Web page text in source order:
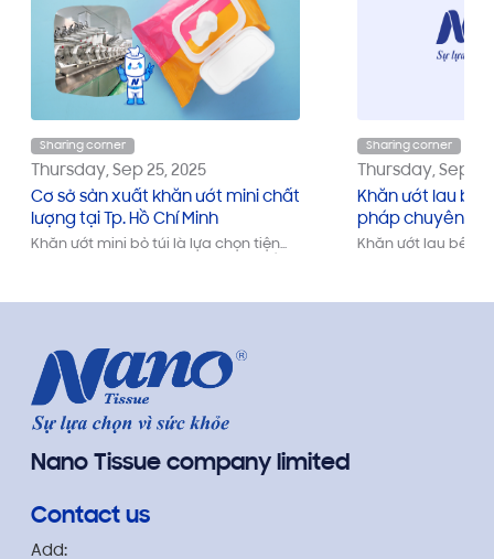
Sharing corner
Thursday, Sep 25, 2025
Cơ sở sản xuất khăn ướt mini chất
lượng tại Tp. Hồ Chí Minh
Khăn ướt mini bỏ túi là lựa chọn tiện
cầu từ cá nhân đến doanh nghiệp.
Sharing corner
Thursday, Sep
Khăn ướt lau
pháp chuyên
Khăn ướt lau bếp
Nano Tissue company limited
Contact us
Add: